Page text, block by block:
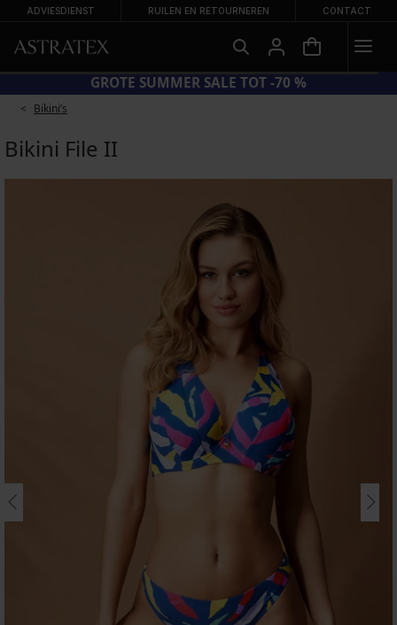
ADVIESDIENST RUILEN EN RETOURNEREN CONTACT
BRA20 = BH'S -20%
Bikini’s
Bikini File II